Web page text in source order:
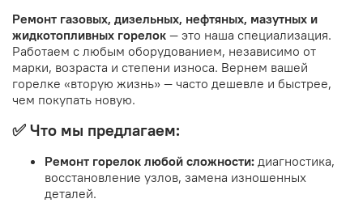
Ремонт газовых, дизельных, нефтяных, мазутных и
жидкотопливных горелок — это наша специализация.
Работаем с любым оборудованием, независимо от
марки, возраста и степени износа. Вернем вашей
горелке «вторую жизнь» — часто дешевле и быстрее,
чем покупать новую.
✅ Что мы предлагаем:
Ремонт горелок любой сложности: диагностика,
восстановление узлов, замена изношенных
деталей.